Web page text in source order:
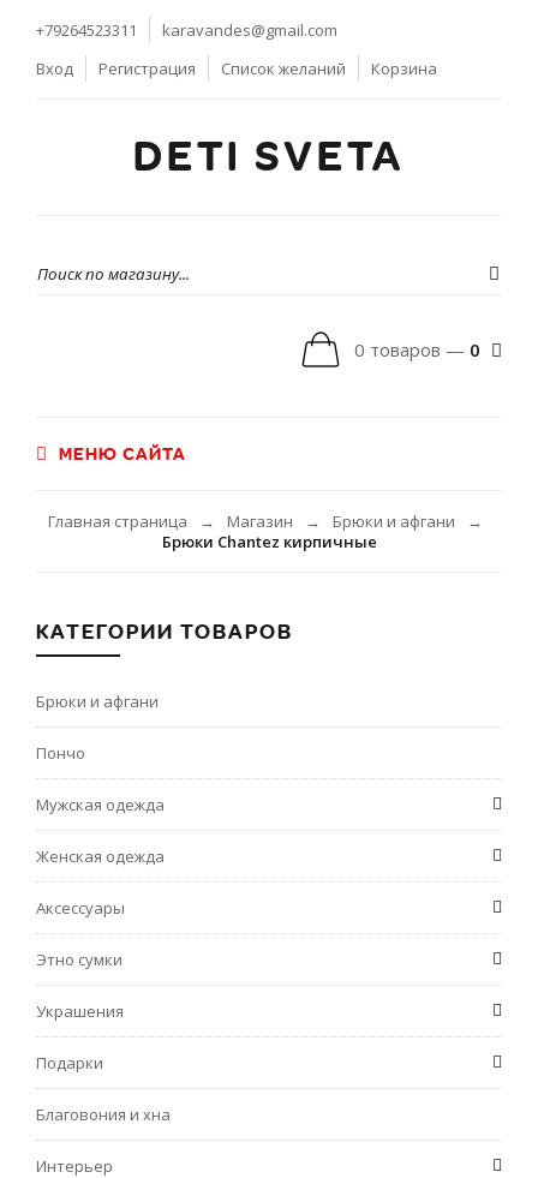
+79264523311
karavandes@gmail.com
Вход
Регистрация Список желаний Корзина
DETI SVETA
0 товаров — 0
МЕНЮ САЙТА
Главная страница → Магазин → Брюки и афгани →
Брюки Chantez кирпичные
КАТЕГОРИИ ТОВАРОВ
Брюки и афгани
Пончо
Мужская одежда
Женская одежда
Аксессуары
Этно сумки
Украшения
Подарки
Благовония и хна
Интерьер